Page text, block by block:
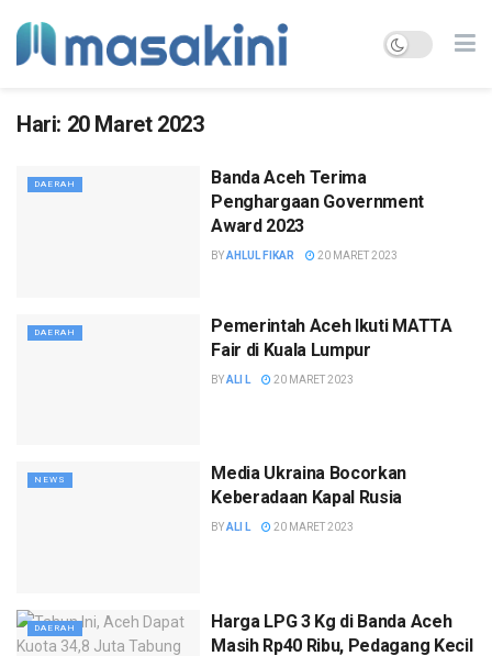
Hari: 20 Maret 2023
DAERAH
Banda Aceh Terima
Penghargaan Government
Award 2023
BYAHLUL FIKAR 20 MARET 2023
DAERAH
Pemerintah Aceh Ikuti MATTA
Fair di Kuala Lumpur
BYALI L 20 MARET 2023
NEWS
Media Ukraina Bocorkan
Keberadaan Kapal Rusia
BYALI L 20 MARET 2023
DAERAH
Harga LPG 3 Kg di Banda Aceh
Masih Rp40 Ribu, Pedagang Kecil